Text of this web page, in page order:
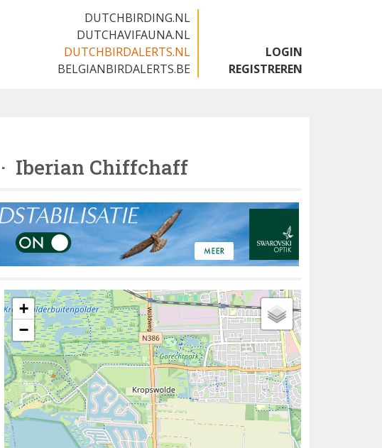
DUTCHBIRDING.NL
DUTCHAVIFAUNA.NL
DUTCHBIRDALERTS.NL
BELGIANBIRDALERTS.BE
LOGIN
REGISTREREN
· Iberian Chiffchaff
+
−